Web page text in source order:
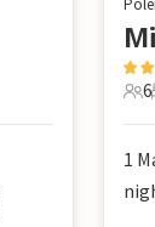
6
6
1